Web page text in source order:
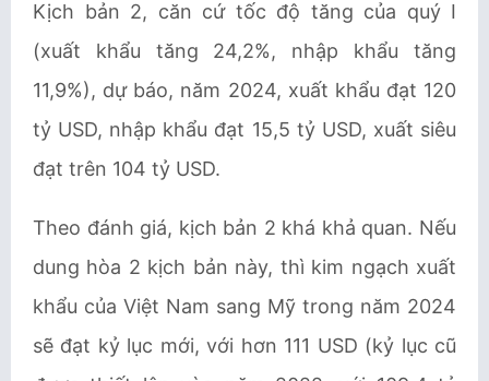
Kịch bản 2, căn cứ tốc độ tăng của quý I
(xuất khẩu tăng 24,2%, nhập khẩu tăng
11,9%), dự báo, năm 2024, xuất khẩu đạt 120
tỷ USD, nhập khẩu đạt 15,5 tỷ USD, xuất siêu
đạt trên 104 tỷ USD.
Theo đánh giá, kịch bản 2 khá khả quan. Nếu
dung hòa 2 kịch bản này, thì kim ngạch xuất
khẩu của Việt Nam sang Mỹ trong năm 2024
sẽ đạt kỷ lục mới, với hơn 111 USD (kỷ lục cũ